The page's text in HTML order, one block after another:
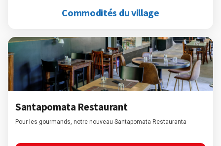
Commodités du village
Santapomata Restaurant
Pour les gourmands, notre nouveau Santapomata Restauranta